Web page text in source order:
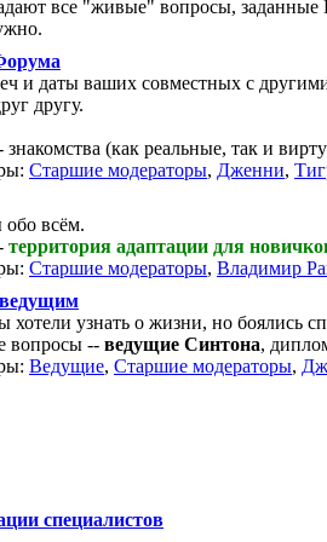
все "живые" вопросы, заданные
и даты ваших совместных с
другу.
знакомства (как реальные, так и
Старшие модераторы, Дженни,
обо всём.
территория адаптации для
Старшие модераторы, Владимир
хотели узнать о жизни, но боялись
вопросы -- ведущие Синтона,
Ведущие, Старшие модераторы,
специалистов